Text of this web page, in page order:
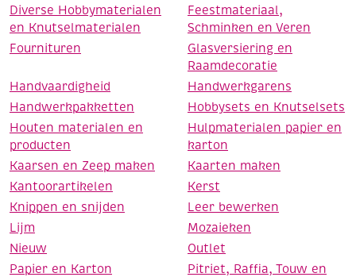
Diverse Hobbymaterialen
en Knutselmaterialen
Feestmateriaal,
Schminken en Veren
Fournituren
Glasversiering en
Raamdecoratie
Handvaardigheid
Handwerkgarens
Handwerkpakketten
Hobbysets en Knutselsets
Houten materialen en
producten
Hulpmaterialen papier en
karton
Kaarsen en Zeep maken
Kaarten maken
Kantoorartikelen
Kerst
Knippen en snijden
Leer bewerken
Lijm
Mozaieken
Nieuw
Outlet
Papier en Karton
Pitriet, Raffia, Touw en